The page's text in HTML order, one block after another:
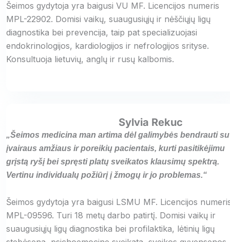
Šeimos gydytoja yra baigusi VU MF. Licencijos numeris
MPL-22902. Domisi vaikų, suaugusiųjų ir nėščiųjų ligų
diagnostika bei prevencija, taip pat specializuojasi
endokrinologijos, kardiologijos ir nefrologijos srityse.
Konsultuoja lietuvių, anglų ir rusų kalbomis.
Sylvia Rekuc
„Šeimos medicina man artima dėl galimybės bendrauti su
įvairaus amžiaus ir poreikių pacientais, kurti pasitikėjimu
grįstą ryšį bei spręsti platų sveikatos klausimų spektrą.
Vertinu individualų požiūrį į žmogų ir jo problemas.“
Šeimos gydytoja yra baigusi LSMU MF. Licencijos
MPL-09596. Turi 18 metų darbo patirtį. Domisi vaikų ir
suaugusiųjų ligų diagnostika bei profilaktika, lėtinių ligų